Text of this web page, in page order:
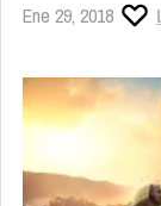
Ene 29, 2018